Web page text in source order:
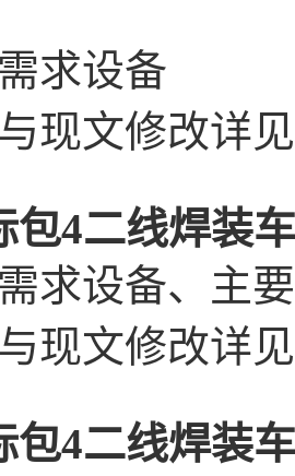
求设备
现文修改详
包4二线焊装
求设备、 主
现文修改详
包4二线焊装